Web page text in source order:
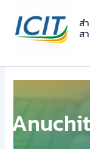
content
ส
ส